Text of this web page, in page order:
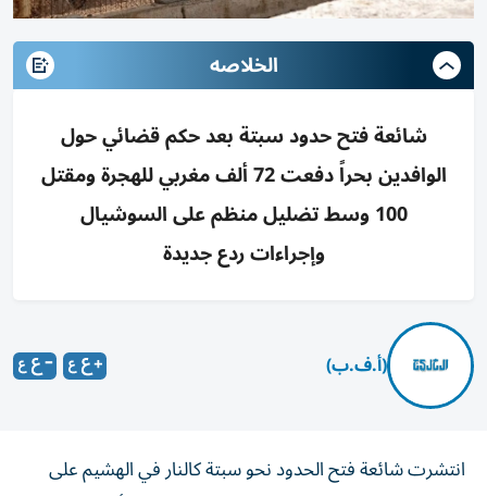
الخلاصه
شائعة فتح حدود سبتة بعد حكم قضائي حول
الوافدين بحراً دفعت 72 ألف مغربي للهجرة ومقتل
100 وسط تضليل منظم على السوشيال
وإجراءات ردع جديدة
(أ.ف.ب)
انتشرت شائعة فتح الحدود نحو سبتة كالنار في الهشيم على